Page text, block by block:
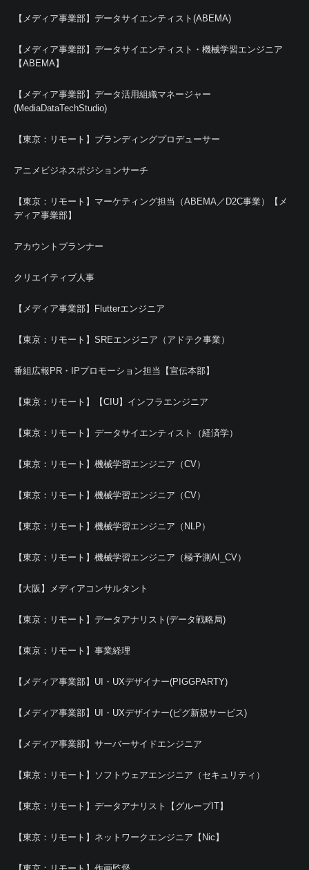
【メディア事業部】データサイエンティスト(ABEMA)
【メディア事業部】データサイエンティスト・機械学習エンジニア
【ABEMA】
【メディア事業部】データ活用組織マネージャー
(MediaDataTechStudio)
【東京：リモート】ブランディングプロデューサー
アニメビジネスポジションサーチ
【東京：リモート】マーケティング担当（ABEMA／D2C事業）【メ
ディア事業部】
アカウントプランナー
クリエイティブ人事
【メディア事業部】Flutterエンジニア
【東京：リモート】SREエンジニア（アドテク事業）
番組広報PR・IPプロモーション担当【宣伝本部】
【東京：リモート】【CIU】インフラエンジニア
【東京：リモート】データサイエンティスト（経済学）
【東京：リモート】機械学習エンジニア（CV）
【東京：リモート】機械学習エンジニア（CV）
【東京：リモート】機械学習エンジニア（NLP）
【東京：リモート】機械学習エンジニア（極予測AI_CV）
【大阪】メディアコンサルタント
【東京：リモート】データアナリスト(データ戦略局)
【東京：リモート】事業経理
【メディア事業部】UI・UXデザイナー(PIGGPARTY)
【メディア事業部】UI・UXデザイナー(ピグ新規サービス)
【メディア事業部】サーバーサイドエンジニア
【東京：リモート】ソフトウェアエンジニア（セキュリティ）
【東京：リモート】データアナリスト【グループIT】
【東京：リモート】ネットワークエンジニア【Nic】